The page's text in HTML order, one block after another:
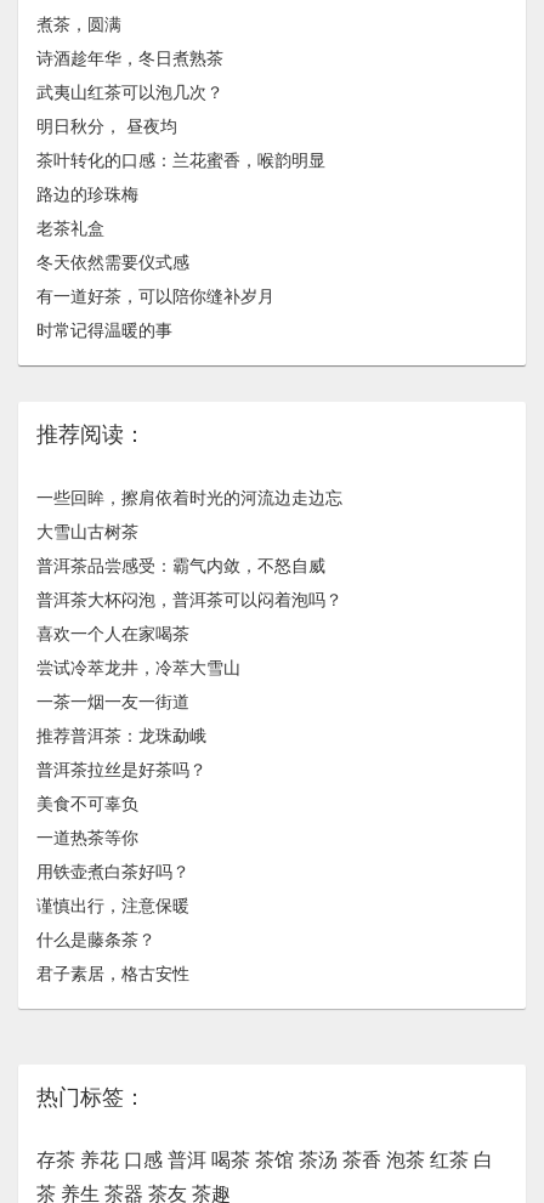
煮茶，圆满
诗酒趁年华，冬日煮熟茶
武夷山红茶可以泡几次？
明日秋分， 昼夜均
茶叶转化的口感：兰花蜜香，喉韵明显
路边的珍珠梅
老茶礼盒
冬天依然需要仪式感
有一道好茶，可以陪你缝补岁月
时常记得温暖的事
推荐阅读：
一些回眸，擦肩依着时光的河流边走边忘
大雪山古树茶
普洱茶品尝感受：霸气内敛，不怒自威
普洱茶大杯闷泡，普洱茶可以闷着泡吗？
喜欢一个人在家喝茶
尝试冷萃龙井，冷萃大雪山
一茶一烟一友一街道
推荐普洱茶：龙珠​勐峨
普洱茶拉丝是好茶吗？
美食不可辜负
一道热茶等你
用铁壶煮白茶好吗？
谨慎出行，注意保暖
什么是藤条茶？
君子素居，格古安性
热门标签：
存茶 养花 口感 普洱 喝茶 茶馆 茶汤 茶香 泡茶 红茶 白
茶 养生 茶器 茶友 茶趣